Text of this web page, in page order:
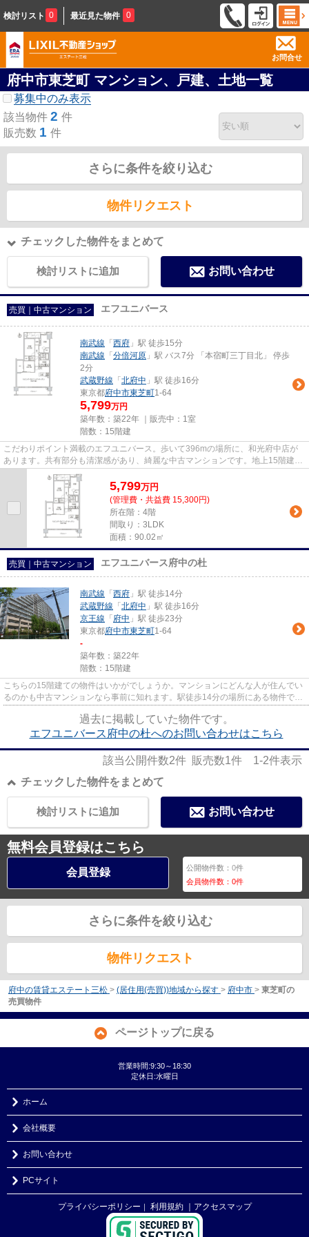
検討リスト 0 最近見た物件 0
お問合せ
府中市東芝町 マンション、戸建、土地一覧
募集中のみ表示
該当物件 2 件
販売数 1 件
さらに条件を絞り込む
物件リクエスト
チェックした物件をまとめて
検討リストに追加 お問い合わせ
売買｜中古マンション エフユニバース
南武線 「 西府 」駅 徒歩15分
南武線 「 分倍河原 」駅 バス7分 「本宿町三丁目北」 停歩
2分
武蔵野線 「 北府中 」駅 徒歩16分
東京都府中市東芝町1-64
5,799万円
築年数：築22年 ｜販売中： 1室
階数：15階建
こだわりポイント満載のエフユニバース。歩いて396mの場所に、和光府中店が
あります。共有部分も清潔感があり、綺麗な中古マンションです。地上15階建て
でお問い合わせも多い物件です...
5,799万円
(管理費・共益費 15,300円)
所在階：4階
間取り：3LDK
面積：90.02㎡
売買｜中古マンション エフユニバース府中の杜
南武線 「 西府 」駅 徒歩14分
武蔵野線 「 北府中 」駅 徒歩16分
京王線 「 府中 」駅 徒歩23分
東京都府中市東芝町1-64
-
築年数：築22年
階数：15階建
こちらの15階建ての物件はいかがでしょうか。マンションにどんな人が住んでい
るのかも中古マンションなら事前に知れます。駅徒歩14分の場所にある物件で
過去に掲載していた物件です。
エフユニバース府中の杜へのお問い合わせはこちら
該当公開件数2件 販売数1件 1-2件表示
チェックした物件をまとめて
お問い合わせ
検討リストに追加
無料会員登録はこちら
会員登録 公開物件数：0件
会員物件数：0件
さらに条件を絞り込む
物件リクエスト
府中の賃貸エステート三松 > (居住用(売買))地域から探す > 府中市 > 東芝町の
売買物件
ページトップに戻る
営業時間:9:30～18:30
定休日:水曜日
ホーム
会社概要
お問い合わせ
PCサイト
プライバシーポリシー ｜ 利用規約 ｜アクセスマップ